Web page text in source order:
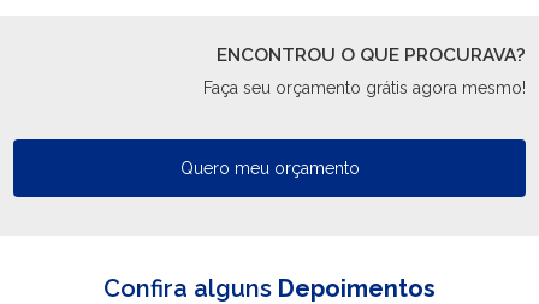
ENCONTROU O QUE PROCURAVA?
Faça seu orçamento grátis agora mesmo!
Quero meu orçamento
Confira alguns Depoimentos